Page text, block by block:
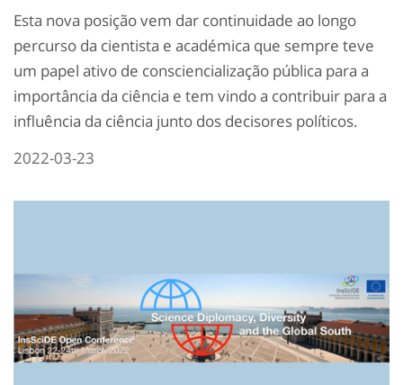
Esta nova posição vem dar continuidade ao longo
percurso da cientista e académica que sempre teve
um papel ativo de consciencialização pública para a
importância da ciência e tem vindo a contribuir para a
influência da ciência junto dos decisores políticos.
2022-03-23